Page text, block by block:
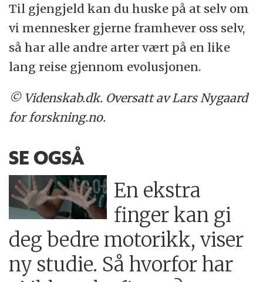
Til gjengjeld kan du huske på at selv om
vi mennesker gjerne framhever oss selv,
så har alle andre arter vært på en like
lang reise gjennom evolusjonen.
© Videnskab.dk. Oversatt av Lars Nygaard
for forskning.no.
SE OGSÅ
En ekstra
finger kan gi
deg bedre motorikk, viser
ny studie. Så hvorfor har